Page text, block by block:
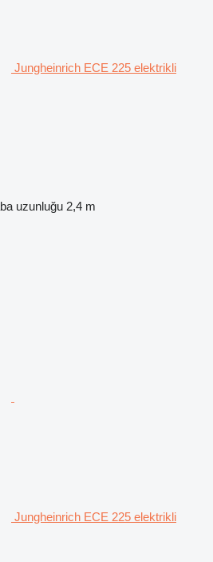
Jungheinrich ECE 225 elektrikli
uzunluğu 2,4 m
Jungheinrich ECE 225 elektrikli